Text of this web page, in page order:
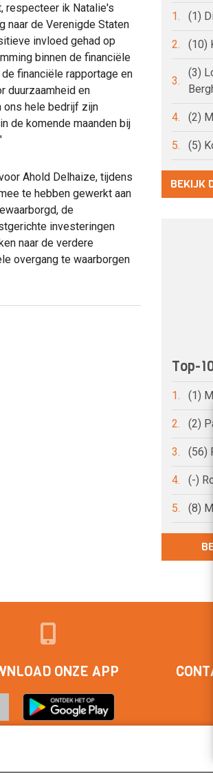
respecteer ik Natalie's
naar de Verenigde Staten
invloed gehad op
binnen de financiële
financiële rapportage en
duurzaamheid en
hele bedrijf zijn
de komende maanden bij
Ahold Delhaize, tijdens
te hebben gewerkt aan
de
investeringen
naar de verdere
overgang te waarborgen
1. (1)
2. (10)
3.
(3)
4. (2)
5. (5)
BEKIJK
Top-
1. (1)
2. (2)
3. (56)
4. (-)
5. (8)
ONZE APP
| Privacyverklaring |